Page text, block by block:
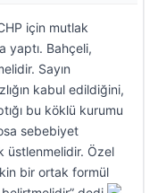
için mutlak
yaptı. Bahçeli,
Sayın
kabul edildiğini,
bu köklü kurumu
sebebiyet
üstlenmelidir. Özel
bir ortak formül